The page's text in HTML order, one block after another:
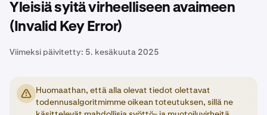
Yleisiä syitä virheelliseen avaimeen
(Invalid Key Error)
Viimeksi päivitetty: 5. kesäkuuta 2025
Huomaathan, että alla olevat tiedot olettavat
todennusalgoritmimme oikean toteutuksen, sillä ne